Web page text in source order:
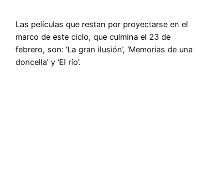
Las películas que restan por proyectarse en el
marco de este ciclo, que culmina el 23 de
febrero, son: ‘La gran ilusión’, ‘Memorias de una
doncella’ y ‘El río’.